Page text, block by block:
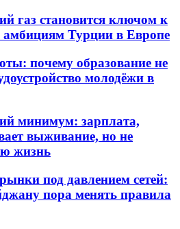
газ становится ключом к
амбициям Турции в Европе
почему образование не
молодёжи в
минимум: зарплата,
выживание, но не
жизнь
под давлением сетей:
пора менять правила